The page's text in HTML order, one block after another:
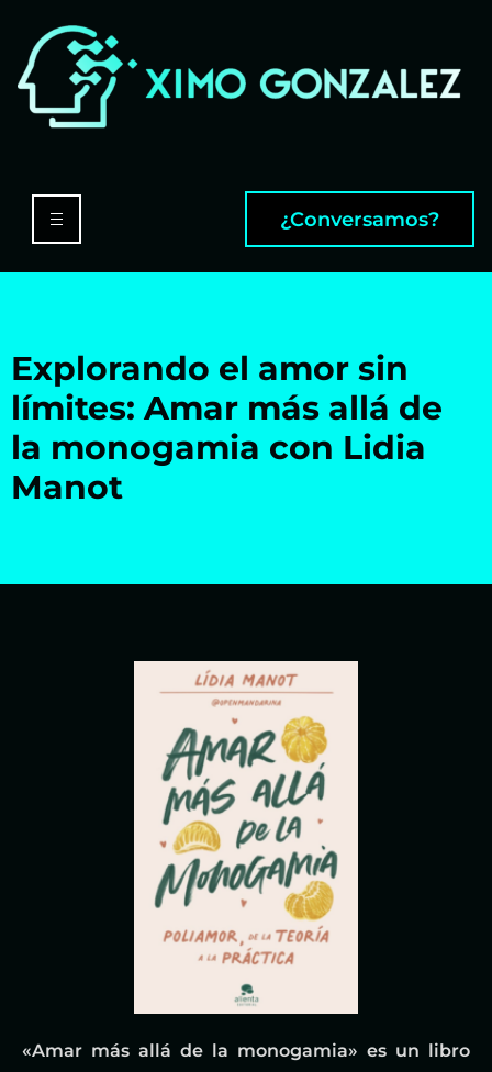
¿Conversamos?
Explorando el amor sin
límites: Amar más allá de
la monogamia con Lidia
Manot
«Amar más allá de la monogamia» es un libro